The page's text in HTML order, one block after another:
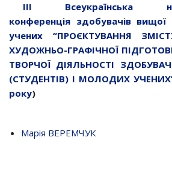
ІІІ Всеукраїнська
конференція здобувачів
учених “ПРОЄКТУВАННЯ
ХУДОЖНЬО-ГРАФІЧНОЇ
ТВОРЧОЇ ДІЯЛЬНОСТІ
(СТУДЕНТІВ) І МОЛОДИХ
року)
Марія ВЕРЕМЧУК